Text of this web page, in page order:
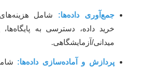
جمع‌آوری داده‌ها: شامل
خرید داده، دسترسی به پایگاه‌ها،
میدانی/آزمایشگاهی.
پردازش و آماده‌سازی داده‌ها: